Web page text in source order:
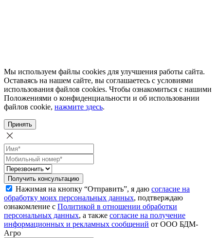
Мы используем файлы cookies для улучшения работы сайта.
Оставаясь на нашем сайте, вы соглашаетесь с условиями
использования файлов cookies. Чтобы ознакомиться с нашими
Положениями о конфиденциальности и об использовании
файлов cookie, нажмите здесь.
Принять
Получить консультацию
Нажимая на кнопку “Отправить”, я даю согласие на
обработку моих персональных данных, подтверждаю
ознакомление с Политикой в отношении обработки
персональных данных, а также согласие на получение
информационных и рекламных сообщений от ООО БДМ-
Агро